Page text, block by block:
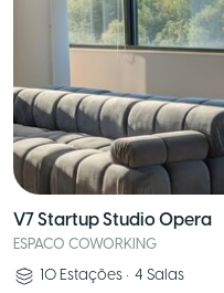
V7 Startup Studio Opera
ESPACO COWORKING
10 Estações • 4 Salas